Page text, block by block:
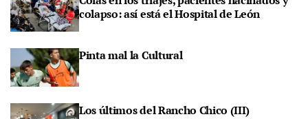
colapso: así está el Hospital de León
Pinta mal la Cultural
Los últimos del Rancho Chico (III)